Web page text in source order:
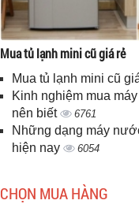
Mua tủ lạnh mini cũ giá rẻ
Mua tủ lạnh mini cũ
Kinh nghiệm mua
nên biết
6761
Những dạng máy
hiện nay
6054
CHỌN MUA HÀNG